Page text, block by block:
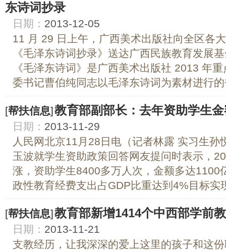
东诗词抄录
日期： 2013-12-05
11 月 29 日上午，广西美术出版社向全区各
《毛泽东诗词抄录》送达广西民族教育发展
《毛泽东诗词》是广西美术出版社 2013 年
委书记曹伯纯同志以毛泽东诗词为素材进行
[帮扶信息]教育部副部长：去年资助学生
日期： 2013-11-29
人民网北京11月28日电（记者林露 实习生孙
玉波就学生资助政策回答网友提问时表示，
涨，资助学生8400多万人次，金额多达1100
政性教育经费支出占GDP比重达到4%目标实
[帮扶信息]教育部新增1414个中西部学前
日期： 2013-11-21
支教经历，让我深深的爱上这里的孩子和这